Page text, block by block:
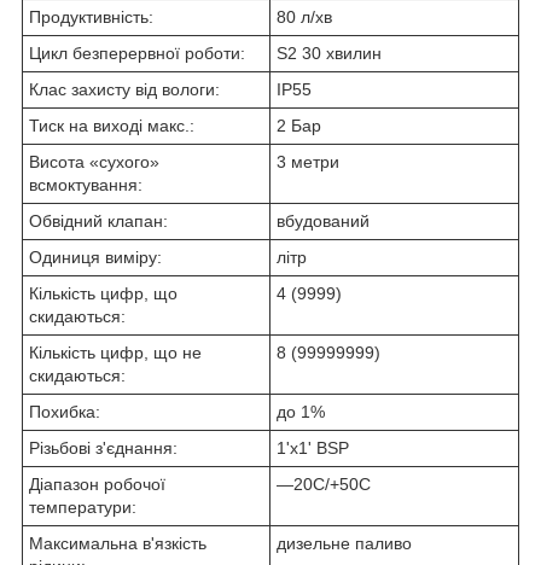
Продуктивність:
80 л/хв
Цикл безперервної роботи:
S2 30 хвилин
Клас захисту від вологи:
IP55
Тиск на виході макс.:
2 Бар
Висота «сухого»
всмоктування:
3 метри
Обвідний клапан:
вбудований
Одиниця виміру:
літр
Кількість цифр, що
скидаються:
4 (9999)
Кількість цифр, що не
скидаються:
8 (99999999)
Похибка:
до 1%
Різьбові з'єднання:
1'х1' BSP
Діапазон робочої
температури:
—20C/+50С
Максимальна в'язкість
дизельне паливо